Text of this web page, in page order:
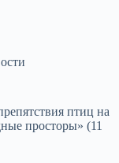
птиц на
просторы» (11